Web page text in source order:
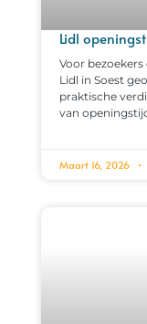
Lidl
Voor
Lidl in Soest
praktische
van
Maart 16, 2026